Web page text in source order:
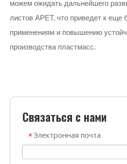
можем ожидать дальнейшего
листов APET, что приведет к
применениям и повышению
производства пластмасс.
Связаться с нами
* Электронная почта